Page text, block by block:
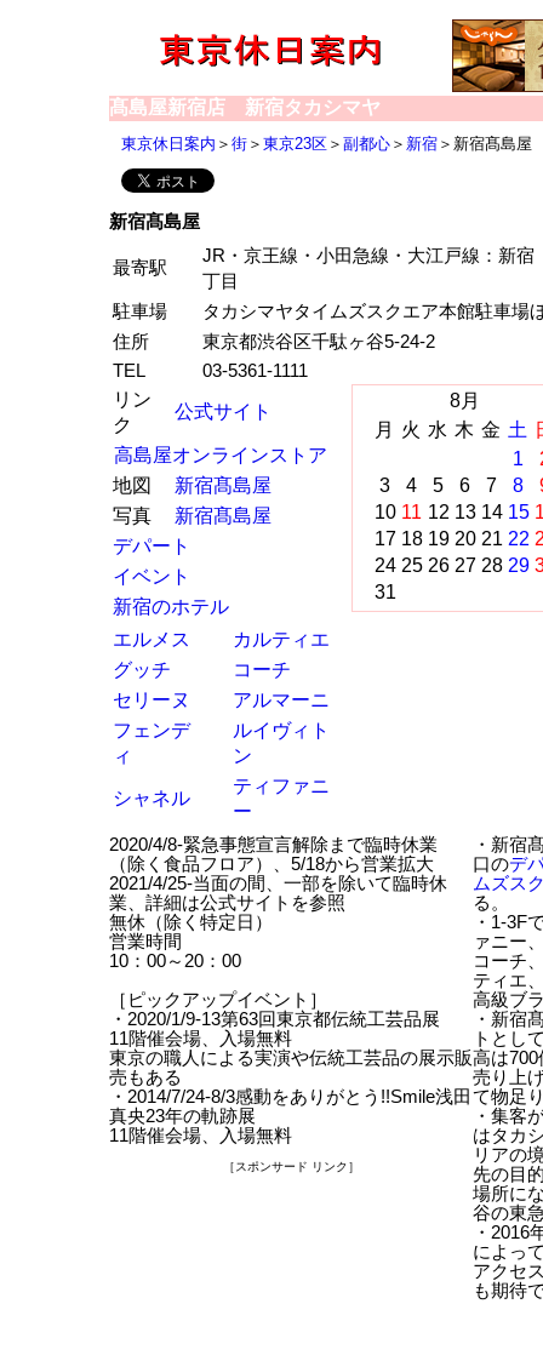
髙島屋新宿店 新宿タカシマヤ
東京休日案内 ＞ 街 ＞ 東京23区 ＞ 副都心 ＞ 新宿 ＞新宿髙島屋
新宿髙島屋
最寄駅
JR・京王線・小田急線・大江戸線：新
丁目
駐車場
タカシマヤタイムズスクエア本館駐車場
住所
東京都渋谷区千駄ヶ谷5-24-2
TEL
03-5361-1111
リン
ク
公式サイト
高島屋オンラインストア
地図
新宿髙島屋
写真
新宿髙島屋
デパート
イベント
新宿のホテル
エルメス
カルティエ
グッチ
コーチ
セリーヌ
アルマーニ
フェンデ
ィ
ルイヴィト
ン
シャネル
ティファニ
ー
8月
月
火 水 木 金 土
1
3
4 5 6 7 8
10 11 12 13 14 15
17 18 19 20 21 22
24 25 26 27 28 29
31
2020/4/8-緊急事態宣言解除まで臨時休業
（除く食品フロア）、5/18から営業拡大
2021/4/25-当面の間、一部を除いて臨時休
業、詳細は公式サイトを参照
無休（除く特定日）
営業時間
10：00～20：00
［ピックアップイベント］
・2020/1/9-13第63回東京都伝統工芸品展
11階催会場、入場無料
東京の職人による実演や伝統工芸品の展示販
売もある
・2014/7/24-8/3感動をありがとう!!Smile浅田
真央23年の軌跡展
11階催会場、入場無料
［スポンサード リンク］
・新宿
口のデ
ムズス
る。
・1-3F
ァニー
コーチ
ティエ
高級ブ
・新宿
トとし
高は
売り上
て物足
・集客
はタカ
リアの
先の目
場所に
谷の東
・2016
によっ
アクセ
も期待